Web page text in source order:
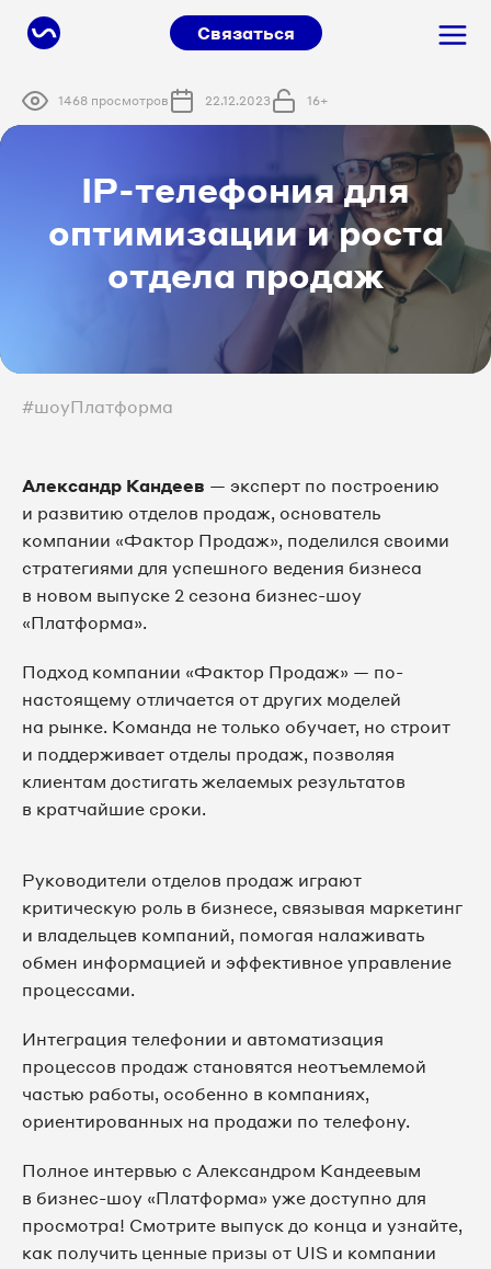
Связаться
1468 просмотров 22.12.2023 16+
IP-телефония для
оптимизации и роста
отдела продаж
#шоуПлатформа
Александр Кандеев — эксперт по построению
и развитию отделов продаж, основатель
компании «Фактор Продаж», поделился своими
стратегиями для успешного ведения бизнеса
в новом выпуске 2 сезона бизнес-шоу
«Платформа».
Подход компании «Фактор Продаж» — по-
настоящему отличается от других моделей
на рынке. Команда не только обучает, но строит
и поддерживает отделы продаж, позволяя
клиентам достигать желаемых результатов
в кратчайшие сроки.
Руководители отделов продаж играют
критическую роль в бизнесе, связывая маркетинг
и владельцев компаний, помогая налаживать
обмен информацией и эффективное управление
процессами.
Интеграция телефонии и автоматизация
процессов продаж становятся неотъемлемой
частью работы, особенно в компаниях,
ориентированных на продажи по телефону.
Полное интервью с Александром Кандеевым
в бизнес-шоу «Платформа» уже доступно для
просмотра! Смотрите выпуск до конца и узнайте,
как получить ценные призы от UIS и компании